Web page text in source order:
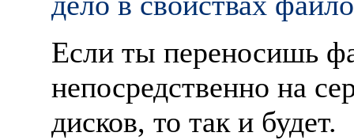
Если ты переносишь
непосpедственно на
дисков, то так и будет.